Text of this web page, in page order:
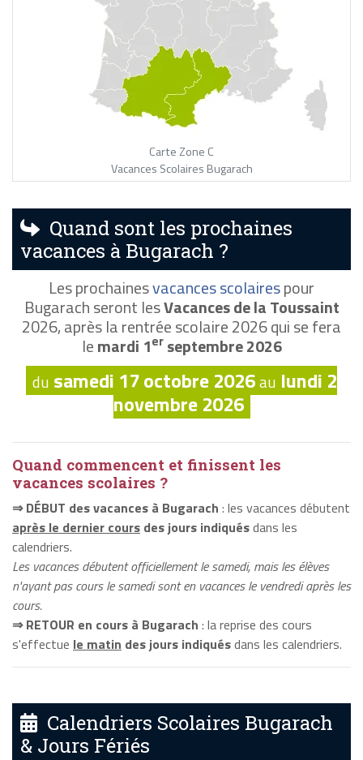
Carte Zone C
Vacances Scolaires Bugarach
Quand sont les prochaines
vacances à Bugarach ?
Les prochainesvacances scolairespour
Bugarach seront lesVacances de la Toussaint
2026, après la rentrée scolaire 2026 qui se fera
lemardi 1erseptembre 2026
du samedi 17 octobre 2026au lundi 2
novembre 2026
Quand commencent et finissent les
vacances scolaires ?
⇒ DÉBUT des vacances à Bugarach : les vacances débutent
après le dernier cours des jours indiquésdans les
calendriers.
Les vacances débutent officiellement le samedi, mais les élèves
n'ayant pas cours le samedi sont en vacances le vendredi après les
cours.
⇒ RETOUR en cours à Bugarach : la reprise des cours
s'effectue le matin des jours indiquésdans les calendriers.
Calendriers Scolaires Bugarach
& Jours Fériés